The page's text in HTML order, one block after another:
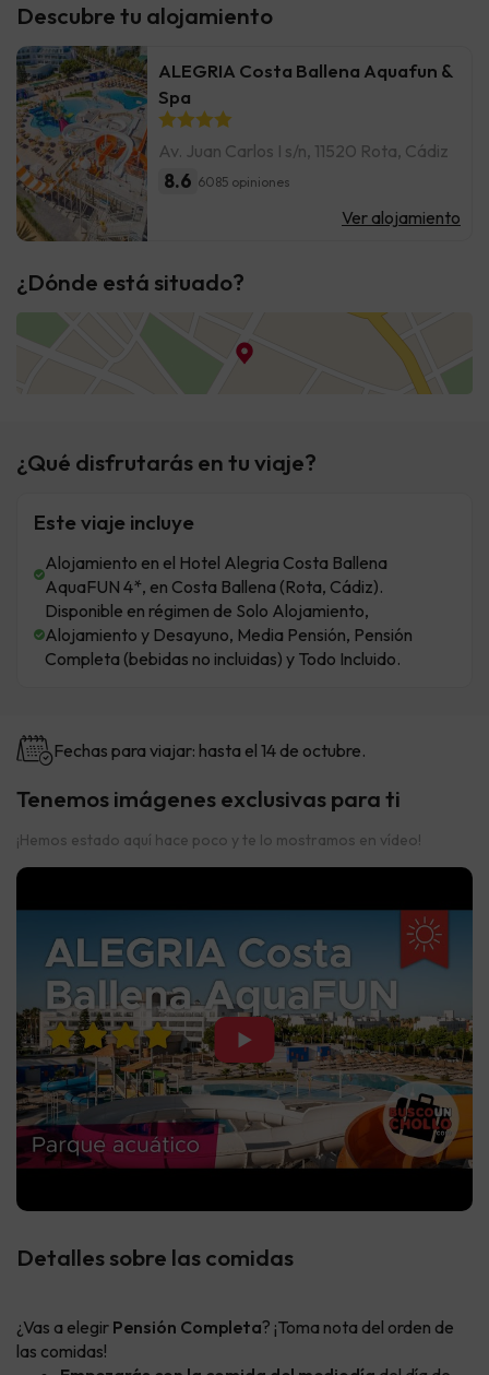
Descubre tu alojamiento
ALEGRIA Costa Ballena Aquafun &
Spa
Av. Juan Carlos I s/n, 11520 Rota, Cádiz
8.6 6085 opiniones
Ver alojamiento
¿Dónde está situado?
¿Qué disfrutarás en tu viaje?
Este viaje incluye
Alojamiento en el Hotel Alegria Costa Ballena
AquaFUN 4*, en Costa Ballena (Rota, Cádiz).
Disponible en régimen de Solo Alojamiento,
Alojamiento y Desayuno, Media Pensión, Pensión
Completa (bebidas no incluidas) y Todo Incluido.
Fechas para viajar: hasta el 14 de octubre.
Tenemos imágenes exclusivas para ti
¡Hemos estado aquí hace poco y te lo mostramos en vídeo!
▶
Detalles sobre las comidas
¿Vas a elegir Pensión Completa? ¡Toma nota del orden de
las comidas!